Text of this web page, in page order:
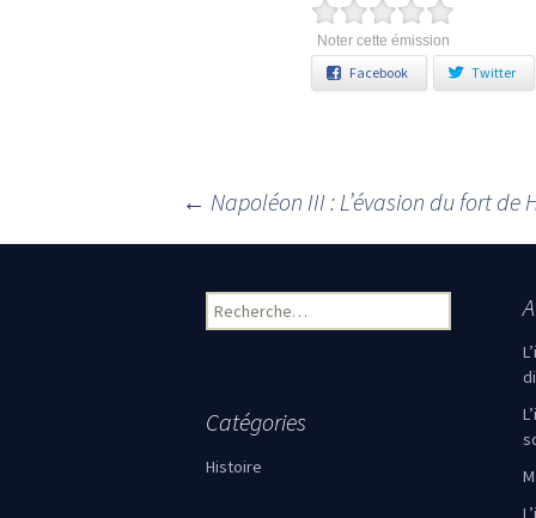
Noter cette émission
Facebook Twitter
Navigation des articles
← Napoléon III : L’évasion du fort de
Rechercher :
Catégories
Histoire